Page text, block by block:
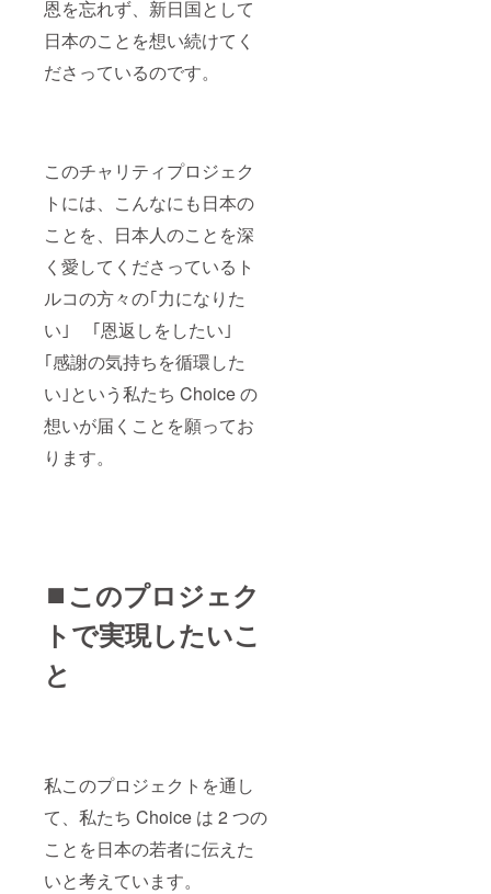
恩を忘れず、新日国として
日本のことを想い続けてく
ださっているのです。
このチャリティプロジェク
トには、こんなにも日本の
ことを、日本人のことを深
く愛してくださっているト
ルコの方々の｢力になりた
い｣ ｢恩返しをしたい｣
｢感謝の気持ちを循環した
い｣という私たち Choice の
想いが届くことを願ってお
ります。
⏹️このプロジェク
トで実現したいこ
と
私このプロジェクトを通し
て、私たち Choice は 2 つの
ことを日本の若者に伝えた
いと考えています。